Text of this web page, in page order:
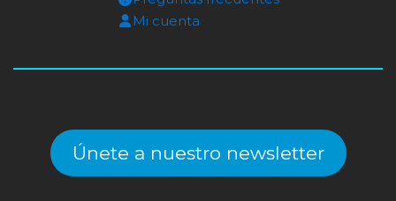
Mi cuenta
Únete a nuestro newsletter